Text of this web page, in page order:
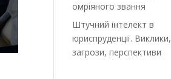
омріяного звання
Штучний інтелект в
юриспруденції. Виклики,
загрози, перспективи